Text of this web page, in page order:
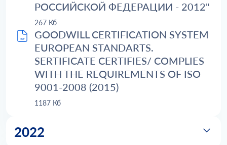
РОССИЙСКОЙ ФЕДЕРАЦИИ - 2012"
267 Кб
GOODWILL CERTIFICATION SYSTEM
EUROPEAN STANDARTS.
SERTIFICATE CERTIFIES/ COMPLIES
WITH THE REQUIREMENTS OF ISO
9001-2008 (2015)
1187 Кб
2022